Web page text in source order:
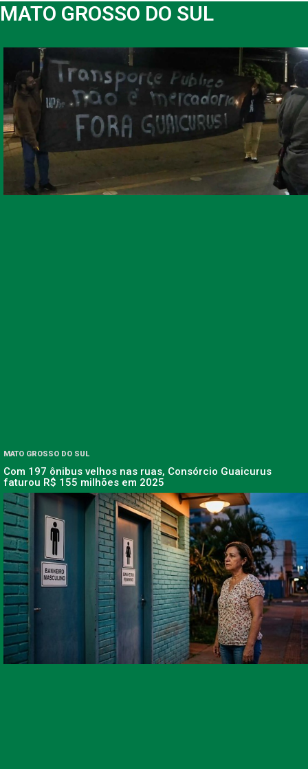
MATO GROSSO DO SUL
MATO GROSSO DO SUL
Com 197 ônibus velhos nas ruas, Consórcio Guaicurus
faturou R$ 155 milhões em 2025